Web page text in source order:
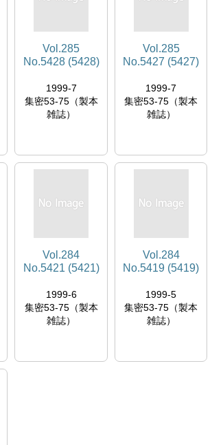
Vol.285
No.5428 (5428)
1999-7
集密53-75（製本
雑誌）
Vol.285
No.5427 (5427)
1999-7
集密53-75（製本
雑誌）
Vol.284
No.5421 (5421)
1999-6
集密53-75（製本
雑誌）
Vol.284
No.5419 (5419)
1999-5
集密53-75（製本
雑誌）